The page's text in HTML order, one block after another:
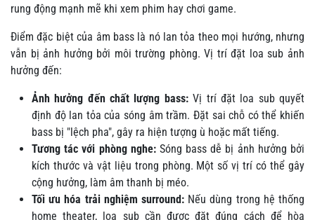
rung động mạnh mẽ khi xem phim hay chơi game.
Điểm đặc biệt của âm bass là nó lan tỏa theo mọi hướng, nhưng
vẫn bị ảnh hưởng bởi môi trường phòng. Vị trí đặt loa sub ảnh
hưởng đến:
Ảnh hưởng đến chất lượng bass:Vị trí đặt loa sub quyết
định độ lan tỏa của sóng âm trầm. Đặt sai chỗ có thể khiến
bass bị "lệch pha", gây ra hiện tượng ù hoặc mất tiếng.
Tương tác với phòng nghe: Sóng bass dễ bị ảnh hưởng bởi
kích thước và vật liệu trong phòng. Một số vị trí có thể gây
cộng hưởng, làm âm thanh bị méo.
Tối ưu hóa trải nghiệm surround: Nếu dùng trong hệ thống
home theater, loa sub cần được đặt đúng cách để hòa